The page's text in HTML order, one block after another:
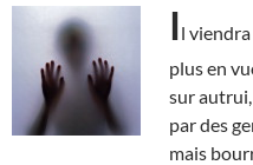
Il
plus en
sur
par des
mais